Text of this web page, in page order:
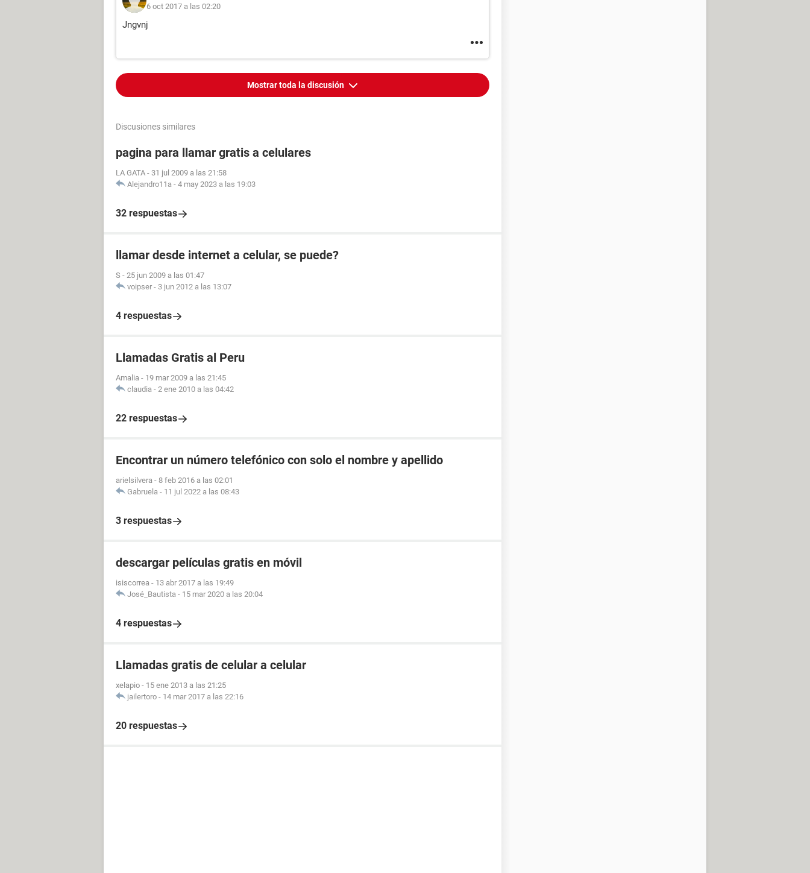
6 oct 2017 a las 02:20
Jngvnj
Mostrar toda la discusión
Discusiones similares
pagina para llamar gratis a celulares
LA GATA - 31 jul 2009 a las 21:58
Alejandro11a - 4 may 2023 a las 19:03
32 respuestas
llamar desde internet a celular, se puede?
S - 25 jun 2009 a las 01:47
voipser - 3 jun 2012 a las 13:07
4 respuestas
Llamadas Gratis al Peru
Amalia - 19 mar 2009 a las 21:45
claudia - 2 ene 2010 a las 04:42
22 respuestas
Encontrar un número telefónico con solo el nombre y apellido
arielsilvera - 8 feb 2016 a las 02:01
Gabruela - 11 jul 2022 a las 08:43
3 respuestas
descargar películas gratis en móvil
isiscorrea - 13 abr 2017 a las 19:49
José_Bautista - 15 mar 2020 a las 20:04
4 respuestas
Llamadas gratis de celular a celular
xelapio - 15 ene 2013 a las 21:25
jailertoro - 14 mar 2017 a las 22:16
20 respuestas